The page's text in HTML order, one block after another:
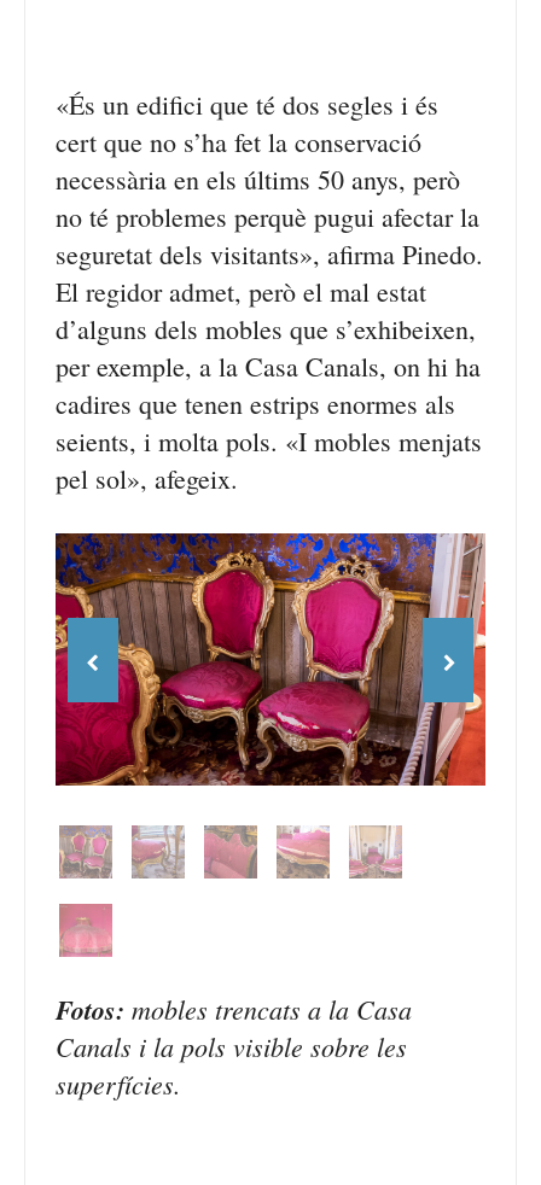
«És un edifici que té dos segles i és
cert que no s’ha fet la conservació
necessària en els últims 50 anys, però
no té problemes perquè pugui afectar la
seguretat dels visitants», afirma Pinedo.
El regidor admet, però el mal estat
d’alguns dels mobles que s’exhibeixen,
per exemple, a la Casa Canals, on hi ha
cadires que tenen estrips enormes als
seients, i molta pols. «I mobles menjats
pel sol», afegeix.
Fotos: mobles trencats a la Casa
Canals i la pols visible sobre les
superfícies.